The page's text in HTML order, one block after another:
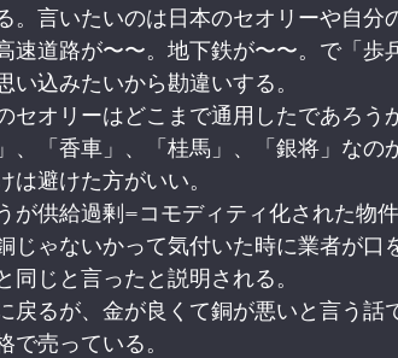
。言いたいのは日本のセオリーや自分
速道路が〜〜。地下鉄が〜〜。で「歩
い込みたいから勘違いする。
セオリーはどこまで通用したであろう
、「香車」、「桂馬」、「銀将」なの
は避けた方がいい。
が供給過剰=コモディティ化された物
じゃないかって気付いた時に業者が口
同じと言ったと説明される。
戻るが、金が良くて銅が悪いと言う話
で売っている。